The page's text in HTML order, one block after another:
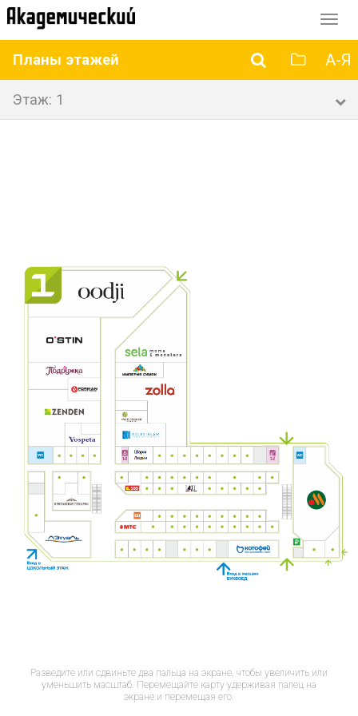
Планы этажей А-Я
Этаж: 1
Разведите или сдвиньте два пальца на экране, чтобы увеличить или
уменьшить масштаб. Перемещайте карту удерживая палец на
экране и перемещая его.